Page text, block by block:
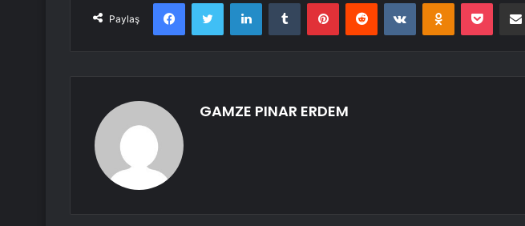
Paylaş
FacebookTwitter LinkedInTumblr PinterestReddit VKontakteOdnoklassniki
Pocket
GAMZE PINAR ERDEM